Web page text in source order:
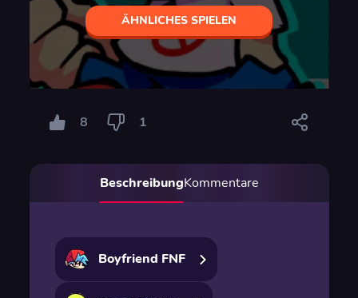
ÄHNLICHES SPIELEN
8 1
BeschreibungKommentare
Boyfriend FNF